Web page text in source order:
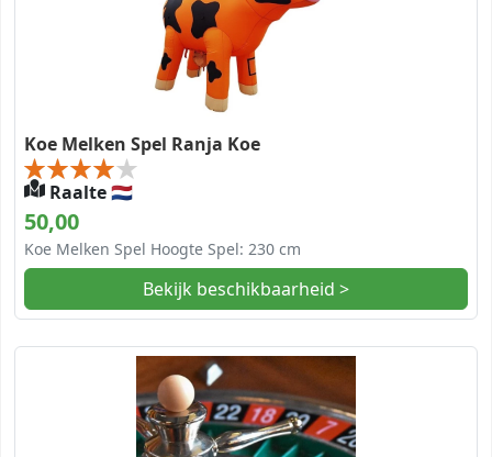
Koe Melken Spel Ranja Koe
Raalte 🇳🇱
50,00
Koe Melken Spel Hoogte Spel: 230 cm
Bekijk beschikbaarheid >